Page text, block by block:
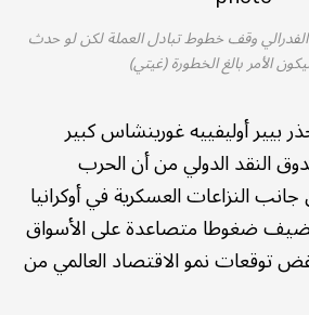
وقف خطوط تبادل العملة لكن لو حدث
الأمر بالغ الخطورة (غيتي)
أوليفييه غورينشاس كبير
النقد الدولي من أن الحرب
جانب النزاعات العسكرية في أوكرانيا
ضغوطا متصاعدة على الأسواق
توقعات نمو الاقتصاد العالمي من